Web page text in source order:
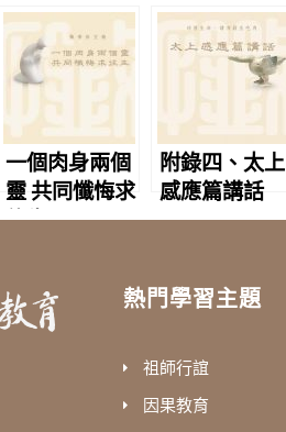
一個肉身兩個
靈 共同懺悔求
往生
附錄四、太上
感應篇講話
熱門學習主題
祖師行誼
因果教育